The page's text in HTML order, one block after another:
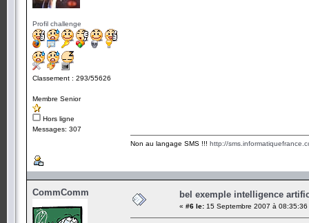
Profil challenge
Classement : 293/55626
Membre Senior
Hors ligne
Messages: 307
Non au langage SMS !!! http://
CommComm bel exemple intelligence
« #6 le: 15 Septembre 2007 à 08:35:36